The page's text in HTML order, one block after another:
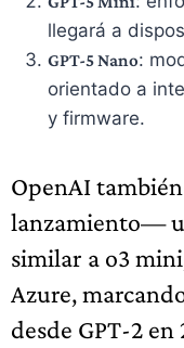
llegará a
GPT-5 Nano:
orientado a
y firmware.
OpenAI
lanzamiento—
similar a o3
Azure,
desde GPT-2 en